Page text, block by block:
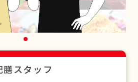
膳スタッフ